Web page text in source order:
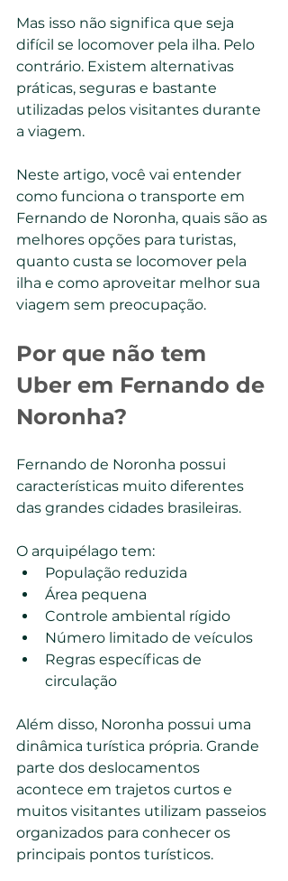
Mas isso não significa que seja
difícil se locomover pela ilha. Pelo
contrário. Existem alternativas
práticas, seguras e bastante
utilizadas pelos visitantes durante
a viagem.
Neste artigo, você vai entender
como funciona o transporte em
Fernando de Noronha, quais são as
melhores opções para turistas,
quanto custa se locomover pela
ilha e como aproveitar melhor sua
viagem sem preocupação.
Por que não tem
Uber em Fernando de
Noronha?
Fernando de Noronha possui
características muito diferentes
das grandes cidades brasileiras.
O arquipélago tem:
População reduzida
Área pequena
Controle ambiental rígido
Número limitado de veículos
Regras específicas de
circulação
Além disso, Noronha possui uma
dinâmica turística própria. Grande
parte dos deslocamentos
acontece em trajetos curtos e
muitos visitantes utilizam passeios
organizados para conhecer os
principais pontos turísticos.